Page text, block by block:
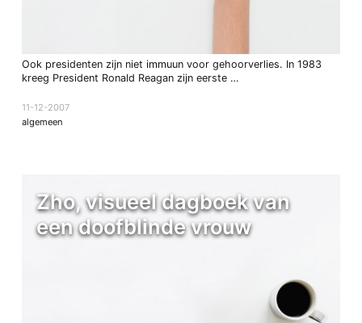
Ook presidenten zijn niet immuun voor gehoorverlies. In 1983
kreeg President Ronald Reagan zijn eerste …
11-12-2007
algemeen
Zho, visueel dagboek van
een doofblinde vrouw